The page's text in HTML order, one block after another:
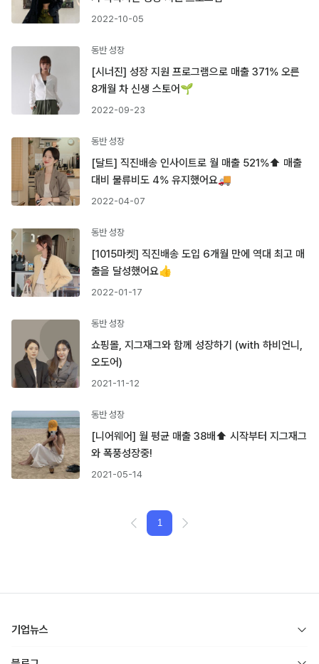
2022-10-05
동반 성장
[시너진] 성장 지원 프로그램으로 매출 371% 오른
8개월 차 신생 스토어🌱
2022-09-23
동반 성장
[달트] 직진배송 인사이트로 월 매출 521%⬆︎ 매출
대비 물류비도 4% 유지했어요🚚
2022-04-07
동반 성장
[1015마켓] 직진배송 도입 6개월 만에 역대 최고 매
출을 달성했어요👍
2022-01-17
동반 성장
쇼핑몰, 지그재그와 함께 성장하기 (with 하비언니,
오도어)
2021-11-12
동반 성장
[니어웨어] 월 평균 매출 38배⬆︎ 시작부터 지그재그
와 폭풍성장중!
2021-05-14
1
기업뉴스